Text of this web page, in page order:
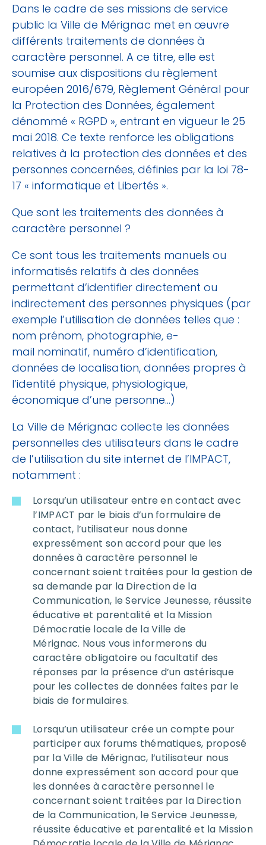
Dans le cadre de ses missions de service
public la Ville de Mérignac met en œuvre
différents traitements de données à
caractère personnel. A ce titre, elle est
soumise aux dispositions du règlement
européen 2016/679, Règlement Général pour
la Protection des Données, également
dénommé « RGPD », entrant en vigueur le 25
mai 2018. Ce texte renforce les obligations
relatives à la protection des données et des
personnes concernées, définies par la loi 78-
17 « informatique et Libertés ».
Que sont les traitements des données à
caractère personnel ?
Ce sont tous les traitements manuels ou
informatisés relatifs à des données
permettant d’identifier directement ou
indirectement des personnes physiques (par
exemple l’utilisation de données telles que :
nom prénom, photographie, e-
mail nominatif, numéro d’identification,
données de localisation, données propres à
l’identité physique, physiologique,
économique d’une personne…)
La Ville de Mérignac collecte les données
personnelles des utilisateurs dans le cadre
de l’utilisation du site internet de l’IMPACT,
notamment :
Lorsqu’un utilisateur entre en contact avec
l’IMPACT par le biais d’un formulaire de
contact, l’utilisateur nous donne
expressément son accord pour que les
données à caractère personnel le
concernant soient traitées pour la gestion de
sa demande par la Direction de la
Communication, le Service Jeunesse, réussite
éducative et parentalité et la Mission
Démocratie locale de la Ville de
Mérignac. Nous vous informerons du
caractère obligatoire ou facultatif des
réponses par la présence d’un astérisque
pour les collectes de données faites par le
biais de formulaires.
Lorsqu’un utilisateur crée un compte pour
participer aux forums thématiques, proposé
par la Ville de Mérignac, l’utilisateur nous
donne expressément son accord pour que
les données à caractère personnel le
concernant soient traitées par la Direction
de la Communication, le Service Jeunesse,
réussite éducative et parentalité et la Mission